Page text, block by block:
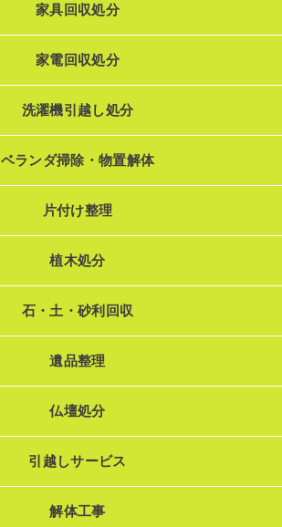
家具回収処分
家電回収処分
洗濯機引越し処分
ベランダ掃除・物置解体
片付け整理
植木処分
石・土・砂利回収
遺品整理
仏壇処分
引越しサービス
解体工事